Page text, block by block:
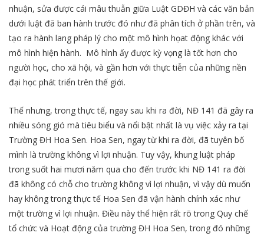
nhuận, sửa được cái mâu thuẫn giữa Luật GDĐH và các văn bản
dưới luật đã ban hành trước đó như đã phân tích ở phần trên, và
tạo ra hành lang pháp lý cho một mô hình họat động khác với
mô hình hiện hành. Mô hình ấy được kỳ vọng là tốt hơn cho
người học, cho xã hội, và gần hơn với thực tiễn của những nền
đại học phát triển trên thế giới.
Thế nhưng, trong thực tế, ngay sau khi ra đời, NĐ 141 đã gây ra
nhiều sóng gió mà tiêu biểu và nổi bật nhất là vụ việc xảy ra tại
Trường ĐH Hoa Sen. Hoa Sen, ngay từ khi ra đời, đã tuyên bố
mình là trường không vì lợi nhuận. Tuy vậy, khung luật pháp
trong suốt hai mươi năm qua cho đến trước khi NĐ 141 ra đời
đã không có chỗ cho trường không vì lợi nhuận, vì vậy dù muốn
hay không trong thực tế Hoa Sen đã vận hành chính xác như
một trường vì lợi nhuận. Điều này thể hiện rất rõ trong Quy chế
tổ chức và Hoạt động của trường ĐH Hoa Sen, trong đó những